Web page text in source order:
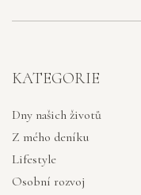
KATEGORIE
Dny našich životů
Z mého deníku
Lifestyle
Osobní rozvoj